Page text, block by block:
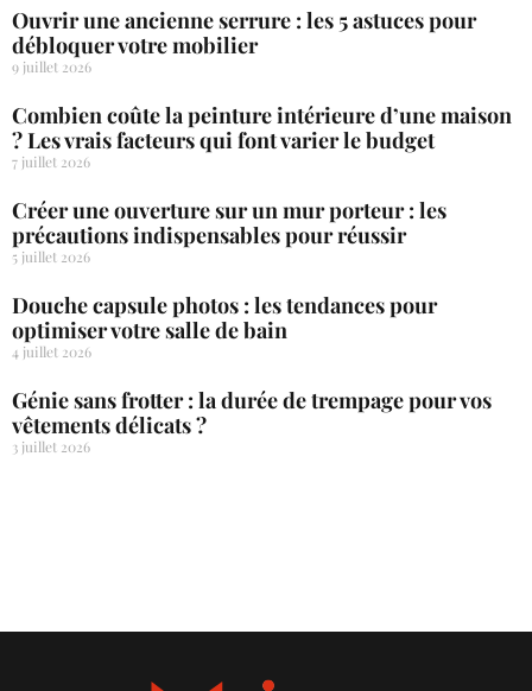
Ouvrir une ancienne serrure : les 5 astuces pour
débloquer votre mobilier
9 juillet 2026
Combien coûte la peinture intérieure d’une maison
? Les vrais facteurs qui font varier le budget
7 juillet 2026
Créer une ouverture sur un mur porteur : les
précautions indispensables pour réussir
5 juillet 2026
Douche capsule photos : les tendances pour
optimiser votre salle de bain
4 juillet 2026
Génie sans frotter : la durée de trempage pour vos
vêtements délicats ?
3 juillet 2026